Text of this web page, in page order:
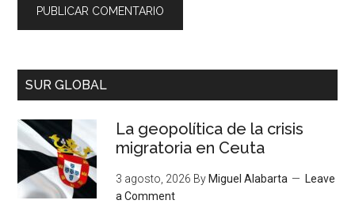
SUR GLOBAL
La geopolítica de la crisis
migratoria en Ceuta
3 agosto, 2026 By Miguel Alabarta
Leave
a Comment